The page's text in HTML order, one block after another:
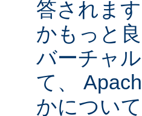
答されま
かもっと
バーチャ
て、
かについ